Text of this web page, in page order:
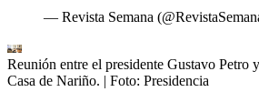
— Revista Semana
Reunión entre el presidente Gustavo Petro
Casa de Nariño. | Foto: Presidencia